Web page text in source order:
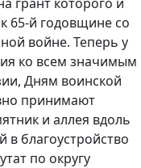
65-й годовщине со
войне. Теперь у
ко всем значимым
Дням воинской
принимают
и аллея вдоль
благоустройство
по округу